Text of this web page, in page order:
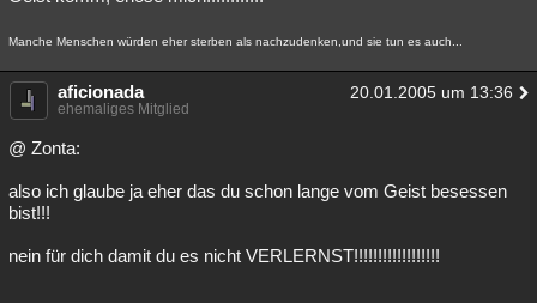
Manche Menschen würden eher sterben als nachzudenken,und sie tun es auch...
aficionada 20.01.2005 um 13:36
ehemaliges Mitglied
@ Zonta:
also ich glaube ja eher das du schon lange vom Geist besessen
bist!!!
nein für dich damit du es nicht VERLERNST!!!!!!!!!!!!!!!!!!